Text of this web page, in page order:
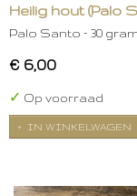
Heilig hout (Palo
Palo Santo – 30
€ 6,00
✓ Op voorraad
IN WINKELWAGEN